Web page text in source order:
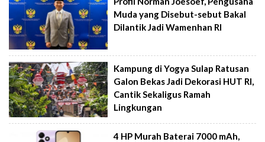
Muda yang Disebut-sebut Bakal
Dilantik Jadi Wamenhan RI
Kampung di Yogya Sulap Ratusan
Galon Bekas Jadi Dekorasi HUT RI,
Cantik Sekaligus Ramah
Lingkungan
4 HP Murah Baterai 7000 mAh,